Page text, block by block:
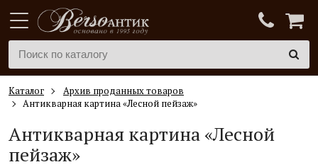
Каталог
Архив проданных товаров
Антикварная картина «Лесной пейзаж»
Антикварная картина «Лесной
пейзаж»